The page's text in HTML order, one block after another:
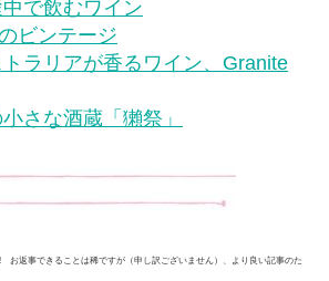
で飲むワイン
ビンテージ
ラリアが香るワイン、Granite
さな酒蔵「獺祭」
お返事できることは稀ですが（申し訳ございません）、より良い記事のた